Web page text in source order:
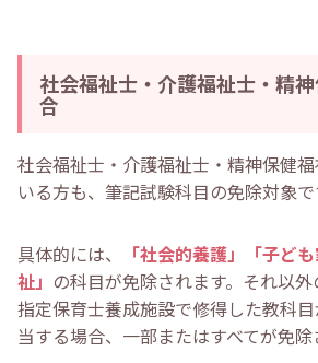
社会福祉士・介護福祉士・精神
合
社会福祉士・介護福祉士・精神保健福
いる方も、筆記試験科目の免除対象で
具体的には、
「社会的養護」「子ど
祉」 の科目が免除されます。それ以外
指定保育士養成施設で修得した教科目
当する場合、一部またはすべてが免除